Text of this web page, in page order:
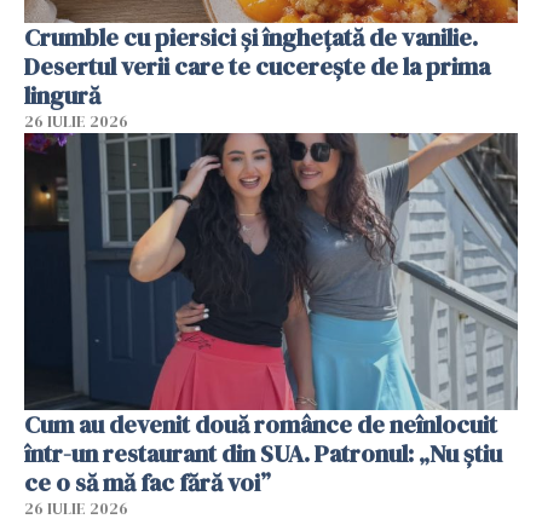
Crumble cu piersici și înghețată de vanilie.
Desertul verii care te cucerește de la prima
lingură
26 IULIE 2026
Cum au devenit două românce de neînlocuit
într-un restaurant din SUA. Patronul: „Nu știu
ce o să mă fac fără voi”
26 IULIE 2026